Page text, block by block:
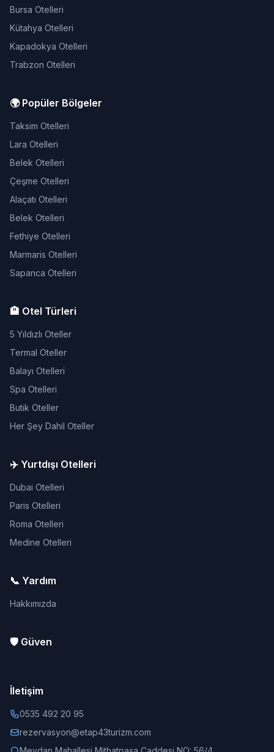
Bursa Otelleri
Kütahya Otelleri
Kapadokya Otelleri
Trabzon Otelleri
🌍 Popüler Bölgeler
Taksim Otelleri
Lara Otelleri
Belek Otelleri
Çeşme Otelleri
Alaçatı Otelleri
Belek Otelleri
Fethiye Otelleri
Marmaris Otelleri
Sapanca Otelleri
🏨 Otel Türleri
5 Yıldızlı Oteller
Termal Oteller
Balayı Otelleri
Spa Otelleri
Butik Oteller
Her Şey Dahil Oteller
✈️ Yurtdışı Otelleri
Dubai Otelleri
Paris Otelleri
Roma Otelleri
Medine Otelleri
📞 Yardım
Hakkımızda
🛡️ Güven
İletişim
0535 492 20 95
rezervasyon@etap43turizm.com